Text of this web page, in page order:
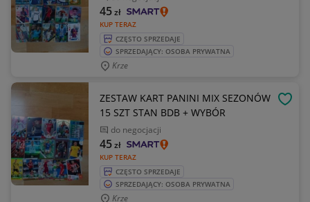
KUP TERAZ
45zł
CZĘSTO SPRZEDAJE
SPRZEDAJĄCY: OSOBA PRYWATNA
Krze
ZESTAW KART PANINI MIX SEZONÓW
15 SZT STAN BDB + WYBÓR
do negocjacji
KUP TERAZ
45zł
CZĘSTO SPRZEDAJE
SPRZEDAJĄCY: OSOBA PRYWATNA
Krze